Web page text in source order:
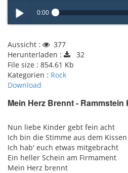
Play /
pause
0:00
Aussicht :
377
Herunterladen :
32
File size : 854.61 Kb
Kategorien : Rock
Download
Mein Herz Brennt -
Nun liebe Kinder gebt fein acht
Ich bin die Stimme aus dem Kissen
Ich hab' euch etwas mitgebracht
Ein heller Schein am Firmament
Mein Herz brennt